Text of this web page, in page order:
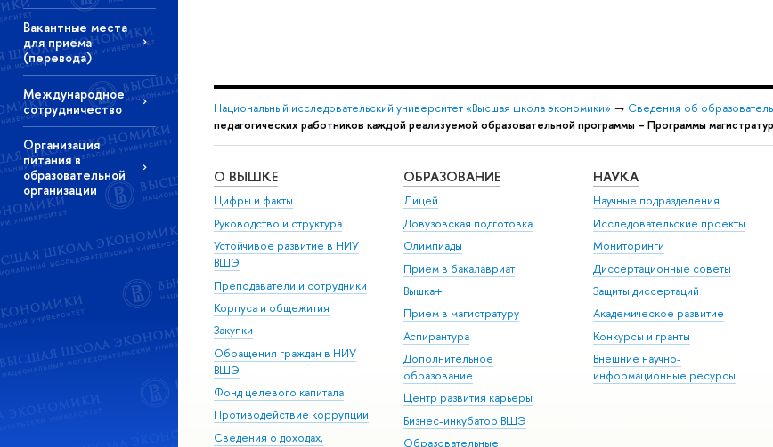
Вакантные места
для приема
(перевода)
Международное
сотрудничество
Организация
питания в
образовательной
организации
Национальный исследовательский университет «Высшая школа экономики» → Сведения об
педагогических работников каждой реализуемой образовательной программы – Программы
О ВЫШКЕ
Цифры и факты
Руководство и структура
Устойчивое развитие в НИУ
ВШЭ
Преподаватели и сотрудники
Корпуса и общежития
Закупки
Обращения граждан в НИУ
ВШЭ
Фонд целевого капитала
Противодействие коррупции
Сведения о доходах,
ОБРАЗОВАНИЕ
Лицей
Довузовская подготовка
Олимпиады
Прием в бакалавриат
Вышка+
Прием в магистратуру
Аспирантура
Дополнительное
образование
Центр развития карьеры
Бизнес-инкубатор ВШЭ
Образовательные
НАУКА
Научные подразделения
Исследовательские проекты
Мониторинги
Диссертационные советы
Защиты диссертаций
Академическое развитие
Конкурсы и гранты
Внешние научно-
информационные ресурсы